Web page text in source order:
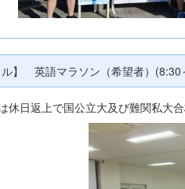
ル】 英語マラソン（希望者）(8:30
休日返上で国公立大及び難関私大